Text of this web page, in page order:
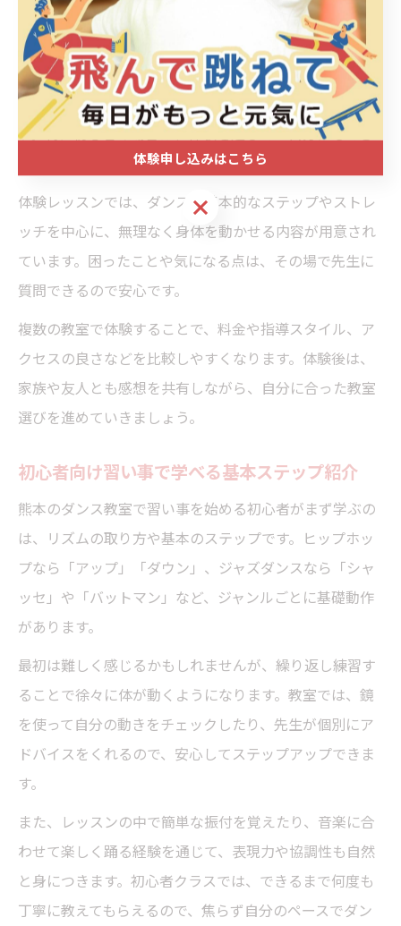
習い事の体験レッスンを活用した不安解消術
体験レッスンは、熊本のダンス教室選びで非常に有効な
手段です。実際のレッスン内容や先生、クラスの雰囲気
を確認できるため、入会前の不安を大幅に軽減できま
す。特に初心者の場合は、体験を通じて「自分にもでき
そう」と感じられることが大切です。
体験レッスンでは、ダンスの基本的なステップやストレ
ッチを中心に、無理なく身体を動かせる内容が用意され
ています。困ったことや気になる点は、その場で先生に
質問できるので安心です。
複数の教室で体験することで、料金や指導スタイル、ア
クセスの良さなどを比較しやすくなります。体験後は、
家族や友人とも感想を共有しながら、自分に合った教室
選びを進めていきましょう。
初心者向け習い事で学べる基本ステップ紹介
熊本のダンス教室で習い事を始める初心者がまず学ぶの
は、リズムの取り方や基本のステップです。ヒップホッ
プなら「アップ」「ダウン」、ジャズダンスなら「シャ
ッセ」や「バットマン」など、ジャンルごとに基礎動作
があります。
最初は難しく感じるかもしれませんが、繰り返し練習す
ることで徐々に体が動くようになります。教室では、鏡
を使って自分の動きをチェックしたり、先生が個別にア
ドバイスをくれるので、安心してステップアップできま
す。
また、レッスンの中で簡単な振付を覚えたり、音楽に合
わせて楽しく踊る経験を通じて、表現力や協調性も自然
と身につきます。初心者クラスでは、できるまで何度も
丁寧に教えてもらえるので、焦らず自分のペースでダン
体験申し込みはこちら
体験申し込みはこちら